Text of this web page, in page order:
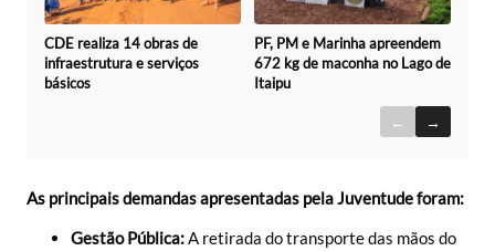
CDE realiza 14 obras de
infraestrutura e serviços
básicos
PF, PM e Marinha apreendem
672 kg de maconha no Lago de
Itaipu
← →
As principais demandas apresentadas pela Juventude foram:
Gestão Pública:A retirada do transporte das mãos do